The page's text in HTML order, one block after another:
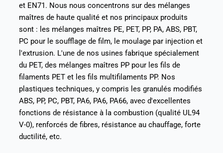
et EN71. Nous nous concentrons sur des mélanges
maîtres de haute qualité et nos principaux produits
sont : les mélanges maîtres PE, PET, PP, PA, ABS, PBT,
PC pour le soufflage de film, le moulage par injection et
l'extrusion. L'une de nos usines fabrique spécialement
du PET, des mélanges maîtres PP pour les fils de
filaments PET et les fils multifilaments PP. Nos
plastiques techniques, y compris les granulés modifiés
ABS, PP, PC, PBT, PA6, PA6, PA66, avec d'excellentes
fonctions de résistance à la combustion (qualité UL94
V-0), renforcés de fibres, résistance au chauffage, forte
ductilité, etc.